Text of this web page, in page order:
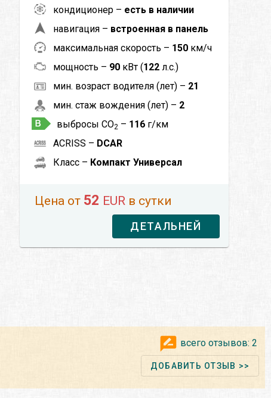
кондиционер – есть в наличии
навигация – встроенная в панель
максимальная скорость – 150 км/ч
мощность – 90 кВт (122л.с.)
мин. возраст водителя (лет) – 21
мин. стаж вождения (лет) – 2
выбросы CO2 – 116 г/км
ACRISS – DCAR
Класс – Компакт Универсал
Цена от 52 EUR в сутки
ДЕТАЛЬНЕЙ
всего отзывов: 2
ДОБАВИТЬ ОТЗЫВ >>